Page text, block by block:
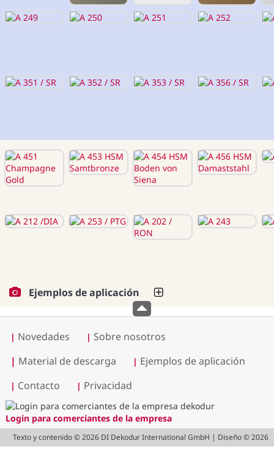
Ejemplos de aplicación
| Novedades | Sobre nosotros
| Material de descarga | Ejemplos de aplicación
| Contacto | Privacidad
Login para comerciantes de la empresa
Texto y contenido © 2026 DI Dekodur International GmbH | Diseño © 2026